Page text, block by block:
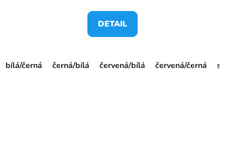
DETAIL
bílá/černá černá/bílá červená/bílá červená/černá